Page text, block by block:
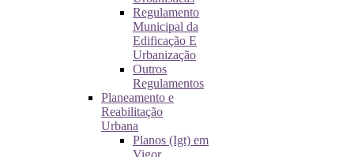
Regulamento
Municipal da
Edificação E
Urbanização
Outros
Regulamentos
Planeamento e
Reabilitação
Urbana
Planos (Igt) em
Vigor